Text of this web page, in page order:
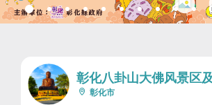
彰化八卦山大佛风景区
彰化市